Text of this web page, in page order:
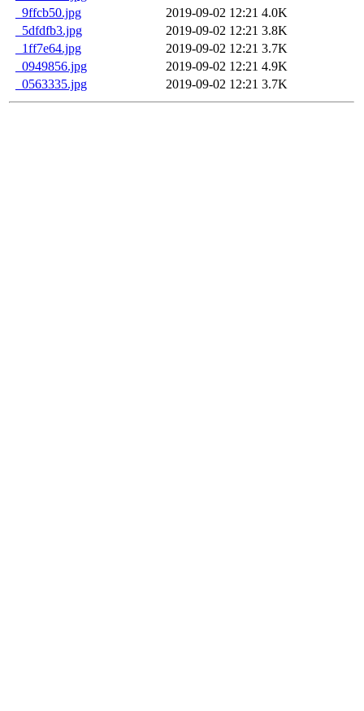
_9ffcb50.jpg
2019-09-02 12:21 4.0K
_5dfdfb3.jpg
2019-09-02 12:21 3.8K
_1ff7e64.jpg
2019-09-02 12:21 3.7K
_0949856.jpg
2019-09-02 12:21 4.9K
_0563335.jpg
2019-09-02 12:21 3.7K